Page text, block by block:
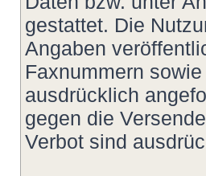
gestattet. Die
Angaben
Faxnummern
ausdrücklich
gegen die
Verbot sind